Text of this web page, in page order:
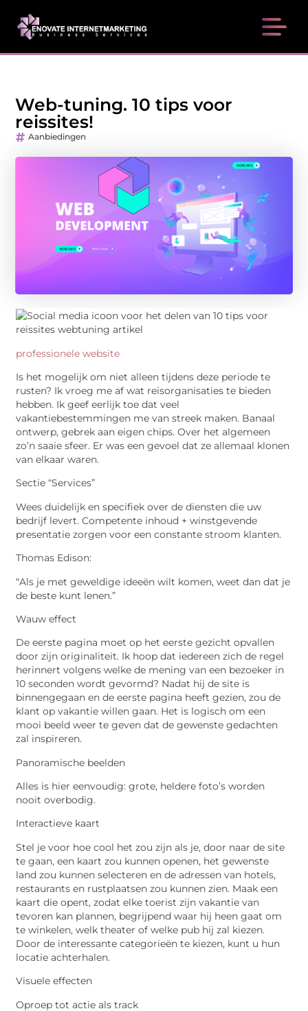
Web-tuning. 10 tips voor
reissites!
Aanbiedingen
professionele website
Is het mogelijk om niet alleen tijdens deze periode te
rusten? Ik vroeg me af wat reisorganisaties te bieden
hebben. Ik geef eerlijk toe dat veel
vakantiebestemmingen me van streek maken. Banaal
ontwerp, gebrek aan eigen chips. Over het algemeen
zo’n saaie sfeer. Er was een gevoel dat ze allemaal klonen
van elkaar waren.
Sectie “Services”
Wees duidelijk en specifiek over de diensten die uw
bedrijf levert. Competente inhoud + winstgevende
presentatie zorgen voor een constante stroom klanten.
Thomas Edison:
“Als je met geweldige ideeën wilt komen, weet dan dat je
de beste kunt lenen.”
Wauw effect
De eerste pagina moet op het eerste gezicht opvallen
door zijn originaliteit. Ik hoop dat iedereen zich de regel
herinnert volgens welke de mening van een bezoeker in
10 seconden wordt gevormd? Nadat hij de site is
binnengegaan en de eerste pagina heeft gezien, zou de
klant op vakantie willen gaan. Het is logisch om een ​​
mooi beeld weer te geven dat de gewenste gedachten
zal inspireren.
Panoramische beelden
Alles is hier eenvoudig: grote, heldere foto’s worden
nooit overbodig.
Interactieve kaart
Stel je voor hoe cool het zou zijn als je, door naar de site
te gaan, een kaart zou kunnen openen, het gewenste
land zou kunnen selecteren en de adressen van hotels,
restaurants en rustplaatsen zou kunnen zien. Maak een
kaart die opent, zodat elke toerist zijn vakantie van
tevoren kan plannen, begrijpend waar hij heen gaat om
te winkelen, welk theater of welke pub hij zal kiezen.
Door de interessante categorieën te kiezen, kunt u hun
locatie achterhalen.
Visuele effecten
Oproep tot actie als track